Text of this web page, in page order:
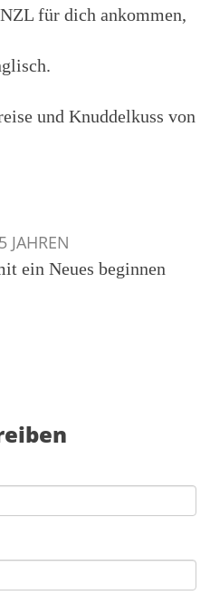
für dich ankommen,
und Knuddelkuss von
JAHREN
ein Neues beginnen